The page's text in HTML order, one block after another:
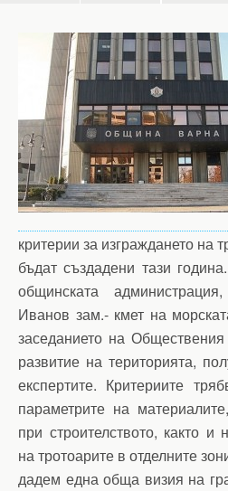
критерии за изграждането на
бъдат създадени тази
общинската
Иванов зам.- кмет на
заседанието на
развитие на територията,
експертите. Критериите
параметрите на
при строителството, както и
на тротоарите в отделните
дадем една обща визия на